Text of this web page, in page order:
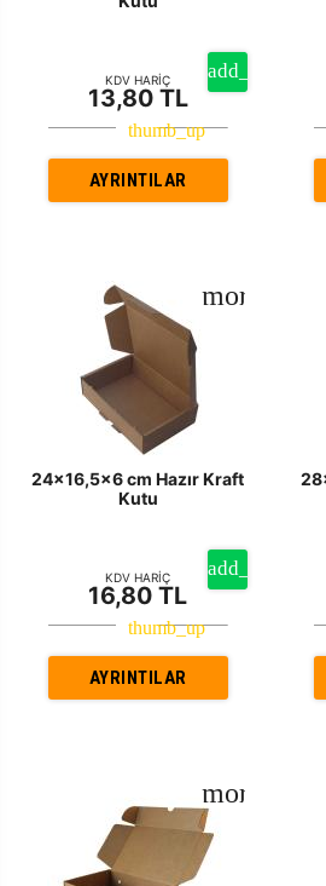
KDV HARİÇ
13,80 TL
AYRINTILAR
24x16,5x6 cm Hazır Kraft
Kutu
KDV HARİÇ
16,80 TL
AYRINTILAR